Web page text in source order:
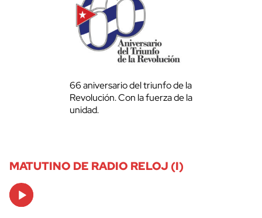
66 aniversario del triunfo de la
Revolución. Con la fuerza de la
unidad.
MATUTINO DE RADIO RELOJ (I)
Audio
Player